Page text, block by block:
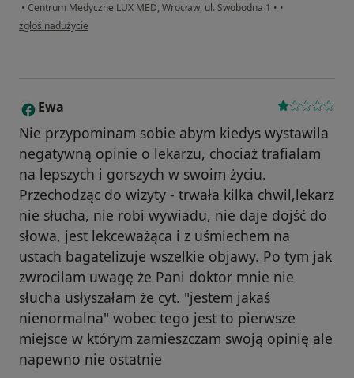
• Centrum Medyczne LUX MED, Wrocław, ul. Swobodna 1 • •
w opinii użytkownika Konto zostało usunięte
zgłoś nadużycie
E Ewa
Nie przypominam sobie abym kiedys wystawila
negatywną opinie o lekarzu, chociaż trafialam
na lepszych i gorszych w swoim życiu.
Przechodząc do wizyty - trwała kilka chwil,lekarz
nie słucha, nie robi wywiadu, nie daje dojść do
słowa, jest lekceważąca i z uśmiechem na
ustach bagatelizuje wszelkie objawy. Po tym jak
zwrocilam uwagę że Pani doktor mnie nie
słucha usłyszałam że cyt. "jestem jakaś
nienormalna" wobec tego jest to pierwsze
miejsce w którym zamieszczam swoją opinię ale
napewno nie ostatnie